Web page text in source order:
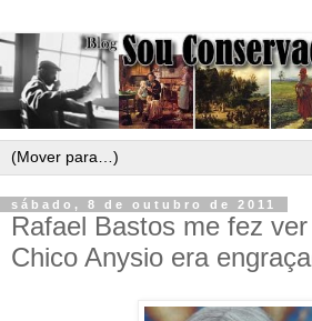
sábado, 8 de outubro de 2011
Rafael Bastos me fez
Chico Anysio era